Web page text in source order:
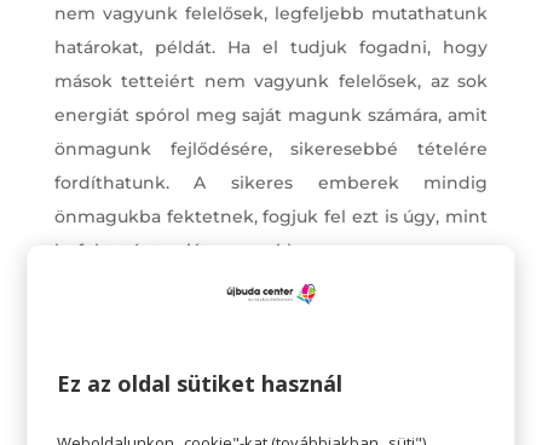
nem vagyunk felelősek, legfeljebb mutathatunk
határokat, példát. Ha el tudjuk fogadni, hogy
mások tetteiért nem vagyunk felelősek, az sok
energiát spórol meg saját magunk számára, amit
önmagunk fejlődésére, sikeresebbé tételére
fordíthatunk. A sikeres emberek mindig
önmagukba fektetnek, fogjuk fel ezt is úgy, mint
befektetést- saját magunkba.
Ez az oldal sütiket használ